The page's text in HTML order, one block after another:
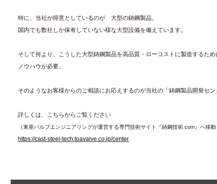
特に、当社が得意としているのが 大型の鋳鋼製品。
国内でも数社しか保有していない様な大型設備を備えています。
そして何より、こうした大型鋳鋼製品を高品質・ローコストに製造するた
ノウハウが必要。
そのようなお客様からのご相談にお応えするのが当社の「鋳鋼製品開発セ
詳しくは、こちらからご覧ください
（東亜バルブエンジニアリングが運営する専門技術サイト『鋳鋼技術.com』へ移
https://cast-steel-tech.toavalve.co.jp/center